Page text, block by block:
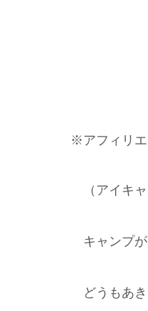
※アフィリエ
（アイキ
キャンプ
どうもあき